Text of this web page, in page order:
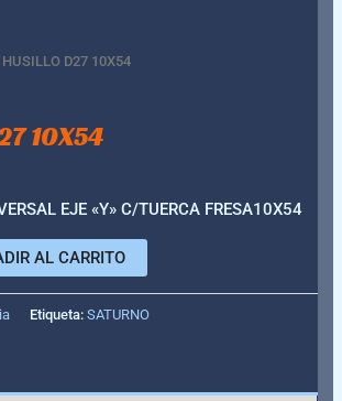
D27 10X54
10X54
EJE «Y» C/TUERCA FRESA10X54
AL CARRITO
Etiqueta:SATURNO